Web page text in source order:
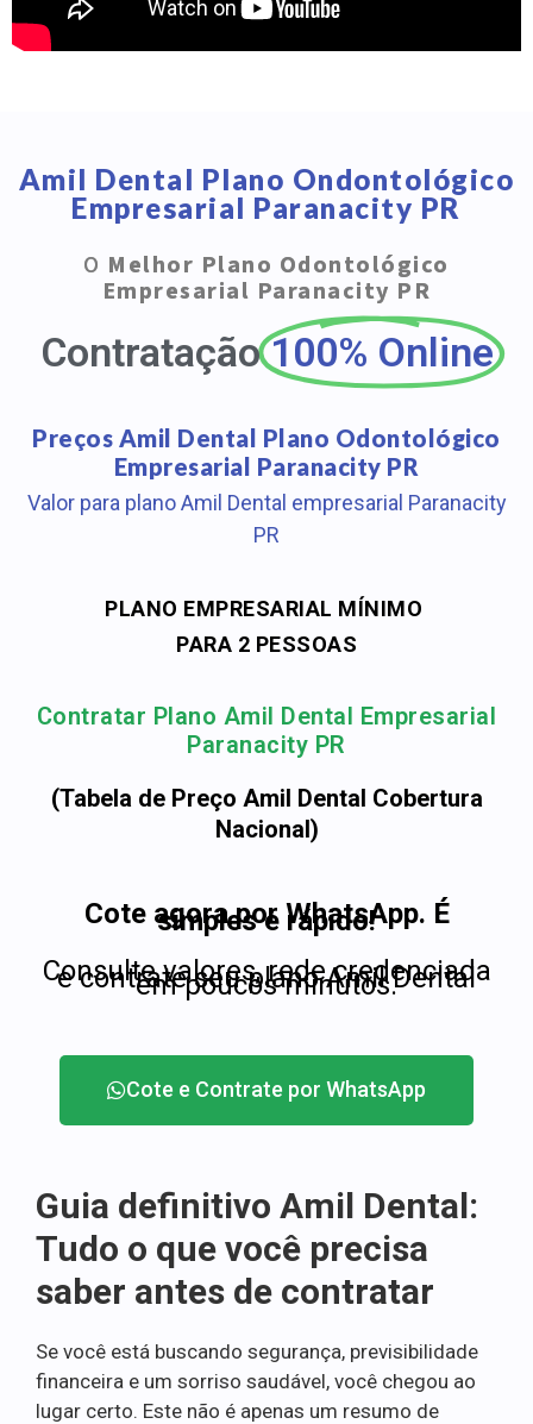
Amil Dental Plano Ondontológico
Empresarial Paranacity PR
O Melhor Plano Odontológico
Empresarial Paranacity PR
Contratação 100% Online
Preços Amil Dental Plano Odontológico
Empresarial Paranacity PR
Valor para plano Amil Dental empresarial Paranacity
PR
PLANO EMPRESARIAL MÍNIMO
PARA 2 PESSOAS
Contratar Plano Amil Dental Empresarial
Paranacity PR
(Tabela de Preço Amil Dental Cobertura
Nacional)
Cote agora por WhatsApp. É
simples e rápido!
Consulte valores, rede credenciada
e contrate seu plano Amil Dental
em poucos minutos.
Cote e Contrate por WhatsApp
Guia definitivo Amil Dental:
Tudo o que você precisa
saber antes de contratar
Se você está buscando segurança, previsibilidade
financeira e um sorriso saudável, você chegou ao
lugar certo. Este não é apenas um resumo de